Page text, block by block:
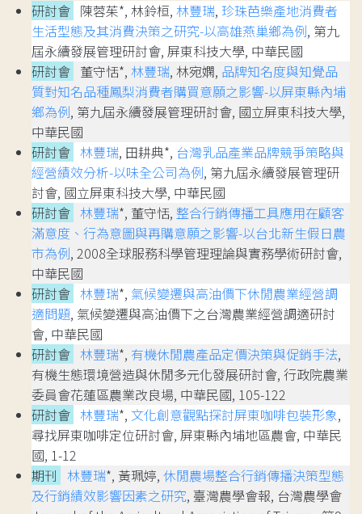
研討會 陳蓉茱*, 林鈴桓, 林豐瑞, 珍珠芭樂產地消費者
生活型態及其消費決策之研究-以高雄燕巢鄉為例, 第九
屆永續發展管理研討會, 屏東科技大學, 中華民國
研討會 董守恬*, 林豐瑞, 林宛嫻, 品牌知名度與知覺品
質對知名品種鳳梨消費者購買意願之影響-以屏東縣內埔
鄉為例, 第九屆永續發展管理研討會, 國立屏東科技大學,
中華民國
研討會 林豐瑞, 田耕典*, 台灣乳品產業品牌競爭策略與
經營績效分析-以味全公司為例, 第九屆永續發展管理研
討會, 國立屏東科技大學, 中華民國
研討會 林豐瑞*, 董守恬, 整合行銷傳播工具應用在顧客
滿意度、行為意圖與再購意願之影響-以台北新生假日農
市為例, 2008全球服務科學管理理論與實務學術研討會,
中華民國
研討會 林豐瑞*, 氣候變遷與高油價下休閒農業經營調
適問題, 氣候變遷與高油價下之台灣農業經營調適研討
會, 中華民國
研討會 林豐瑞*, 有機休閒農產品定價決策與促銷手法,
有機生態環境營造與休閒多元化發展研討會, 行政院農業
委員會花蓮區農業改良場, 中華民國, 105-122
研討會 林豐瑞*, 文化創意觀點探討屏東咖啡包裝形象,
尋找屏東咖啡定位研討會, 屏東縣內埔地區農會, 中華民
國, 1-12
期刊 林豐瑞*, 黃珮婷, 休閒農場整合行銷傳播決策型態
及行銷績效影響因素之研究, 臺灣農學會報, 台灣農學會